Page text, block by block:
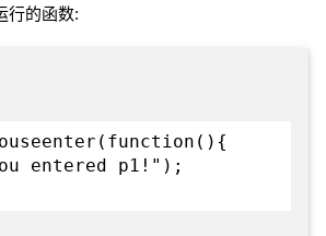
行的函数:
entered p1!");